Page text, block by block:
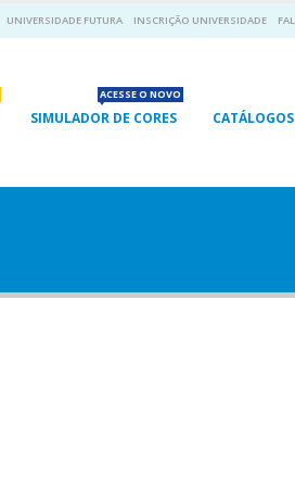
UNIVERSIDADE FUTURA INSCRIÇÃO UNIVERSIDADE
SIMULADOR DE CORES
ACESSE O NOVO
CATÁLOGOS